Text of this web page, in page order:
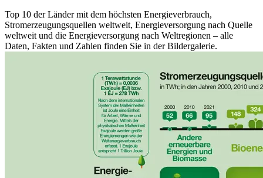
Top 10 der Länder mit dem höchsten Energieverbrauch,
Stromerzeugungsquellen weltweit, Energieversorgung nach Quelle
weltweit und die Energieversorgung nach Weltregionen – alle
Daten, Fakten und Zahlen finden Sie in der Bildergalerie.